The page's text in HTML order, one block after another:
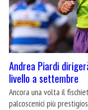
Andrea Piardi
livello a settembre
Ancora una volta il
palcoscenici più